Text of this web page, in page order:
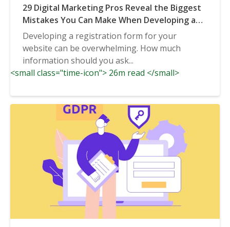
29 Digital Marketing Pros Reveal the Biggest
Mistakes You Can Make When Developing a
Registration Form
Developing a registration form for your
website can be overwhelming. How much
information should you ask...
<small class="time-icon"> 26m read </small>